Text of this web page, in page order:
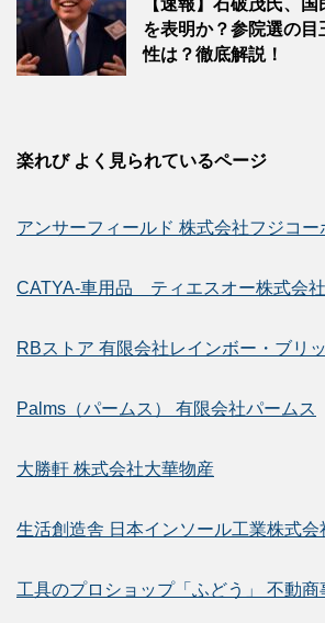
【速報】石破茂氏、
を表明か？参院選の
性は？徹底解説！
楽れび よく見られているページ
アンサーフィールド 株式会社フジコー
CATYA-車用品 ティエスオー株式会社
RBストア 有限会社レインボー・ブリ
Palms（パームス） 有限会社パームス
大勝軒 株式会社大華物産
生活創造舎 日本インソール工業株式会
工具のプロショップ「ふどう」 不動商